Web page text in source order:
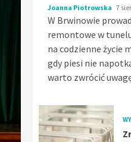
Joanna Piotrowska 7
W Brwinowie
remontowe w
na codzienne życie
gdy piesi nie
warto zwrócić